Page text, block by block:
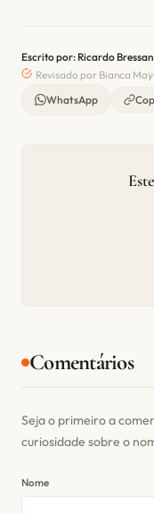
Escrito por: Ricardo Bressan
Revisado por Bianca
WhatsApp
Comentários
Seja o primeiro a
curiosidade sobre o
Nome